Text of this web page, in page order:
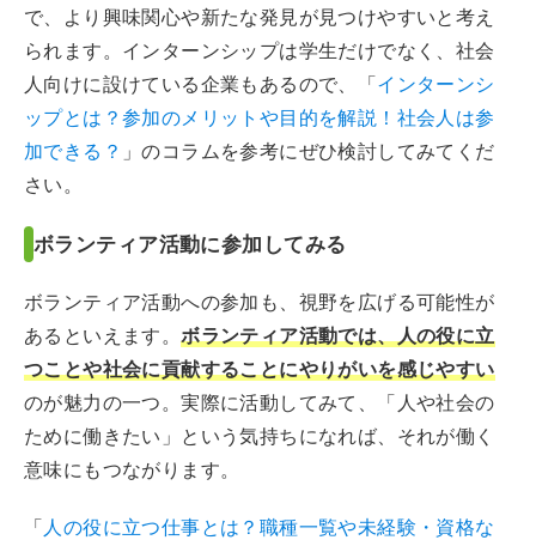
で、より興味関心や新たな発見が見つけやすいと考え
られます。インターンシップは学生だけでなく、社会
人向けに設けている企業もあるので、「インターンシ
ップとは？参加のメリットや目的を解説！社会人は参
加できる？ 」のコラムを参考にぜひ検討してみてくだ
さい。
ボランティア活動に参加してみる
ボランティア活動への参加も、視野を広げる可能性が
あるといえます。ボランティア活動では、人の役に立
つことや社会に貢献することにやりがいを感じやすい
のが魅力の一つ。実際に活動してみて、「人や社会の
ために働きたい」という気持ちになれば、それが働く
意味にもつながります。
「人の役に立つ仕事とは？職種一覧や未経験・資格な